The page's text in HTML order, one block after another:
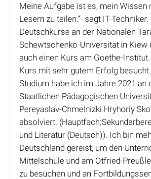
Meine Aufgabe ist es, mein Wissen
Lesern zu teilen.“- sagt IT-
Deutschkurse an der Nationalen
Schewtschenko-Universität in Kiew
auch einen Kurs am Goethe-
Kurs mit sehr gutem Erfolg
Studium habe ich im Jahre 2021 an
Staatlichen Pädagogischen
Pereyaslav-Chmelnizki Hryhoriy
absolviert.
und Literatur (Deutsch)). Ich bin
Deutschland gereist, um den
Mittelschule und am Otfried-
zu besuchen und an